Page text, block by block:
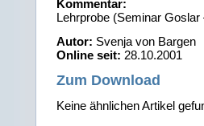
Kommentar:
Lehrprobe (Seminar
Autor: Svenja von Bargen
Online seit: 28.10.2001
Zum Download
Keine ähnlichen Artikel